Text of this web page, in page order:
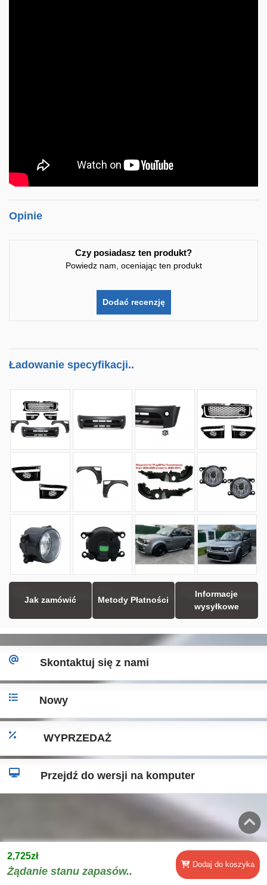
Opinie
Czy posiadasz ten produkt?
Powiedz nam, oceniając ten produkt
Dodać recenzję
Ładowanie specyfikacji..
Jak zamówić Metody Płatności
Informacje
wysyłkowe
2,725zł
Żądanie stanu zapasów..
Dodaj do koszyka
Skontaktuj się z nami
Nowy
WYPRZEDAŻ
Przejdź do wersji na komputer